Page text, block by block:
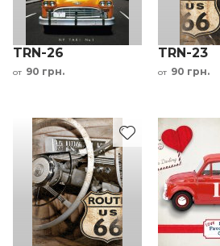
TRN-26
от 90 грн.
TRN-23
от 90 грн.